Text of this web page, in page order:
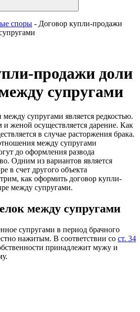
споры - Договор купли-продажи
продажи доли
супругами
супругами является редкостью.
женой осуществляется дарение. Как
в случае расторжения брака.
между супругами
до оформления развода
Одним из вариантов является
в счет другого объекта
как оформить договор купли-
между супругами.
между супругами
супругами в период брачного
нажитым. В соответствии со ст. 34
принадлежит мужу и